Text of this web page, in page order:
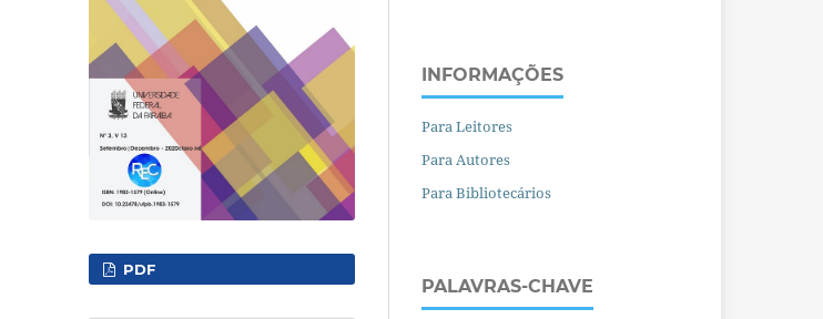
PDF
INFORMAÇÕES
Para Leitores
Para Autores
Para Bibliotecários
PALAVRAS-CHAVE